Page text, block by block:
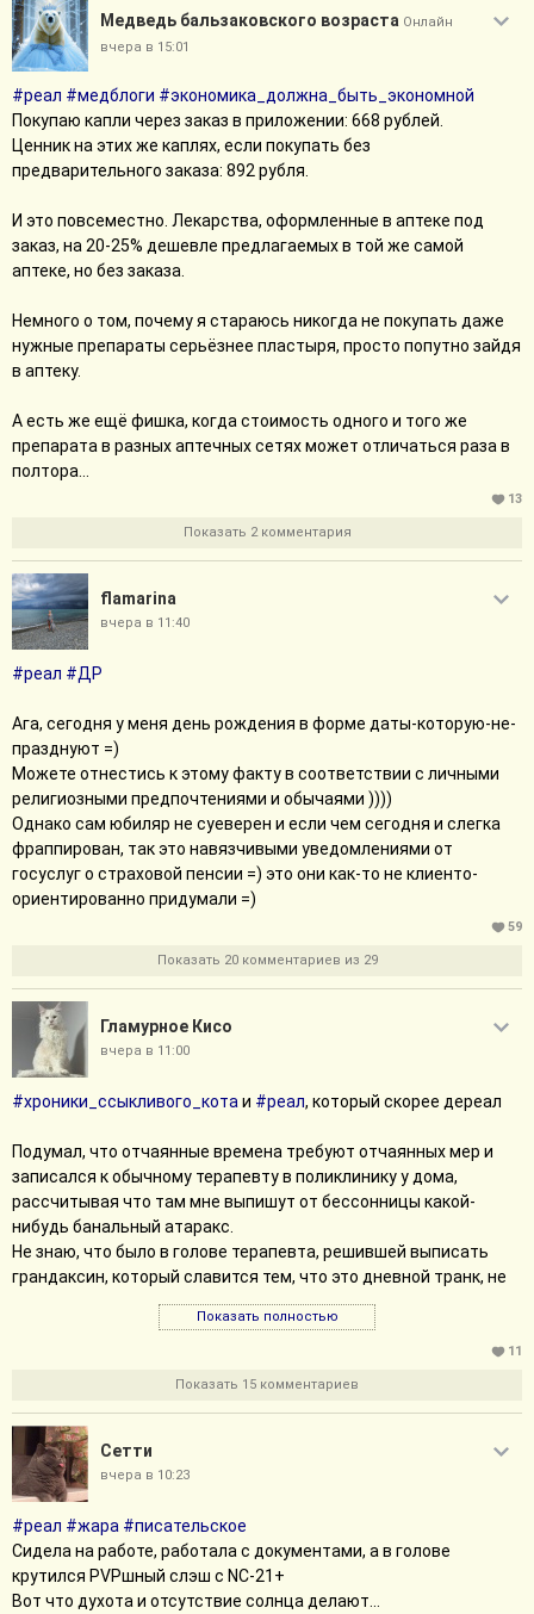
Медведь бальзаковского возраста Онлайн
вчера в 15:01
#реал #медблоги #экономика_должна_быть_экономной
Покупаю капли через заказ в приложении: 668 рублей.
Ценник на этих же каплях, если покупать без
предварительного заказа: 892 рубля.
И это повсеместно. Лекарства, оформленные в аптеке под
заказ, на 20-25% дешевле предлагаемых в той же самой
аптеке, но без заказа.
Немного о том, почему я стараюсь никогда не покупать даже
нужные препараты серьёзнее пластыря, просто попутно зайдя
в аптеку.
А есть же ещё фишка, когда стоимость одного и того же
препарата в разных аптечных сетях может отличаться раза в
полтора...
13
Показать 2 комментария
flamarina
вчера в 11:40
#реал #ДР
Ага, сегодня у меня день рождения в форме даты-которую-не-
празднуют =)
Можете отнестись к этому факту в соответствии с личными
религиозными предпочтениями и обычаями ))))
Однако сам юбиляр не суеверен и если чем сегодня и слегка
фраппирован, так это навязчивыми уведомлениями от
госуслуг о страховой пенсии =) это они как-то не клиенто-
ориентированно придумали =)
59
Показать 20 комментариев из 29
Гламурное Кисо
вчера в 11:00
#хроники_ссыкливого_кота и #реал, который скорее дереал
Подумал, что отчаянные времена требуют отчаянных мер и
записался к обычному терапевту в поликлинику у дома,
рассчитывая что там мне выпишут от бессонницы какой-
нибудь банальный атаракс.
Не знаю, что было в голове терапевта, решившей выписать
грандаксин, который славится тем, что это дневной транк, не
вызывающей сонливости, но от безысходности купил и выпил
прежде чем заснуть. И приснилось мне, что я проверяю людей,
выходящих из автобуса. Это какая-то группа сомнительных
личностей, автобус похож на автозак, с решетками такой. И я
заглядываю всем выходящим в морды, пытаясь вычислить
намерения, все довольно бодро выходят. И остается один в
дальнем углу. Я его окрикиваю и не получаю никакой реакции.
Забираюсь в автобус, но как только подхожу к нему, кто-то
сзади говорит: он мертвец (именно это слово, не свойственное
Показать полностью
11
Показать 15 комментариев
Сетти
вчера в 10:23
#реал #жара #писательское
Сидела на работе, работала с документами, а в голове
крутился PVPшный слэш с NC-21+
Вот что духота и отсутствие солнца делают...